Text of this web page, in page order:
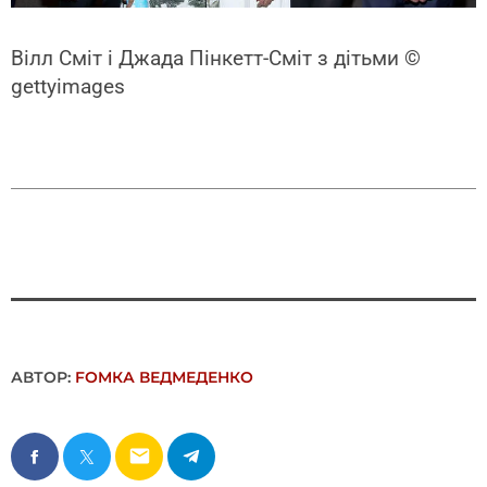
Вілл Сміт і Джада Пінкетт-Сміт з дітьми ©
gettyimages
АВТОР: FОMКА ВЕДМЕДЕНКО
email